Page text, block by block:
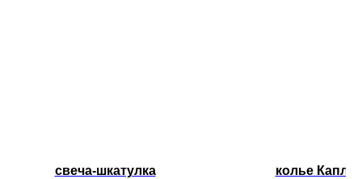
свеча-шкатулка
колье Капля